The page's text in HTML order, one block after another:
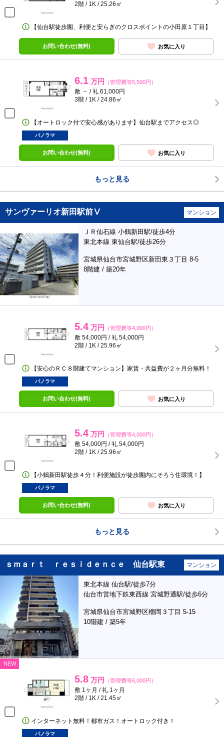
2階 / 1K / 25.26㎡
【仙台駅徒歩圏、利便と安らぎのクロスポイントの小田原１丁目】
お問い合わせ(無料) お気に入り
6.1 万円 （管理費等5,500円）
敷 － / 礼 61,000円
3階 / 1K / 24.86㎡
【オートロック付で安心感があります】仙台駅までアクセス◎
パノラマ
お問い合わせ(無料) お気に入り
もっと見る
サンヴァーリオ新田駅前Ⅴ マンション
ＪＲ仙石線 小鶴新田駅/徒歩4分
東北本線 東仙台駅/徒歩26分
宮城県仙台市宮城野区新田東３丁目 8-5
8階建 / 築20年
5.4 万円 （管理費等4,000円）
敷 54,000円 / 礼 54,000円
2階 / 1K / 25.96㎡
【安心のＲＣ８階建てマンション】家賃・共益費が２ヶ月分無料！
パノラマ
お問い合わせ(無料) お気に入り
5.4 万円 （管理費等4,000円）
敷 54,000円 / 礼 54,000円
2階 / 1K / 25.96㎡
【小鶴新田駅徒歩４分！利便施設が徒歩圏内にそろう住環境！】
パノラマ
お問い合わせ(無料) お気に入り
もっと見る
ｓｍａｒｔ ｒｅｓｉｄｅｎｃｅ 仙台駅東 マンション
東北本線 仙台駅/徒歩7分
仙台市営地下鉄東西線 宮城野通駅/徒歩6分
宮城県仙台市宮城野区榴岡３丁目 5-15
10階建 / 築5年
NEW
5.8 万円 （管理費等6,000円）
敷 1ヶ月 / 礼 1ヶ月
2階 / 1K / 21.45㎡
インターネット無料！都市ガス！オートロック付き！
パノラマ